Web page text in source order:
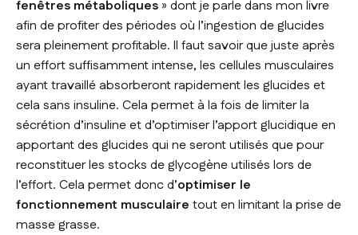
fenêtres métaboliques » dont je parle dans mon livre
afin de profiter des périodes où l’ingestion de glucides
sera pleinement profitable. Il faut savoir que juste après
un effort suffisamment intense, les cellules musculaires
ayant travaillé absorberont rapidement les glucides et
cela sans insuline. Cela permet à la fois de limiter la
sécrétion d’insuline et d’optimiser l’apport glucidique en
apportant des glucides qui ne seront utilisés que pour
reconstituer les stocks de glycogène utilisés lors de
l’effort. Cela permet donc d’optimiser le
fonctionnement musculaire tout en limitant la prise de
masse grasse.